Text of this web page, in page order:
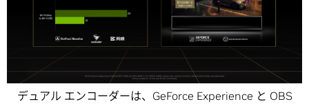
デュアル エンコーダーは、GeForce Experience と OBS